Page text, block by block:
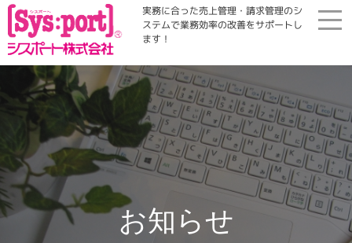
実務に合った売上管理・請求管理のシ
ステムで業務効率の改善をサポートし
ます！
ホーム
展示会・勉強会
商品案内
コラム・Qinfo
お知らせ